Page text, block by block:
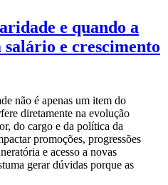
e quando a
e crescimento
não é apenas um item do
diretamente na evolução
do cargo e da política da
promoções, progressões
e acesso a novas
gerar dúvidas porque as